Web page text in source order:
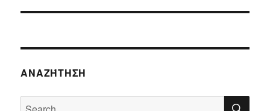
ΑΝΑΖΉΤΗΣΗ
Search